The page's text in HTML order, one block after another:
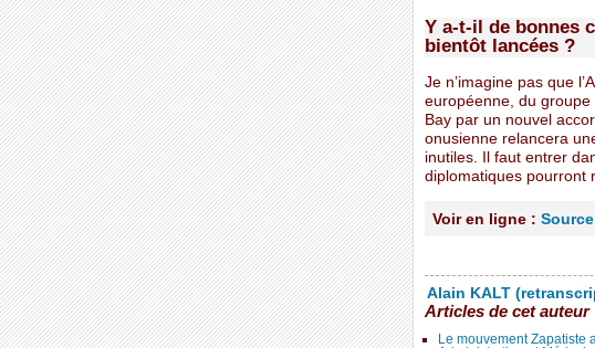
Y a-t-il de bonnes
bientôt lancées ?
Je n’imagine pas que
européenne, du
Bay par un nouvel
onusienne relancera
inutiles. Il faut entrer
diplomatiques pourront
Voir en ligne :
Alain KALT
Articles de cet auteur
Le mouvement Zapatiste